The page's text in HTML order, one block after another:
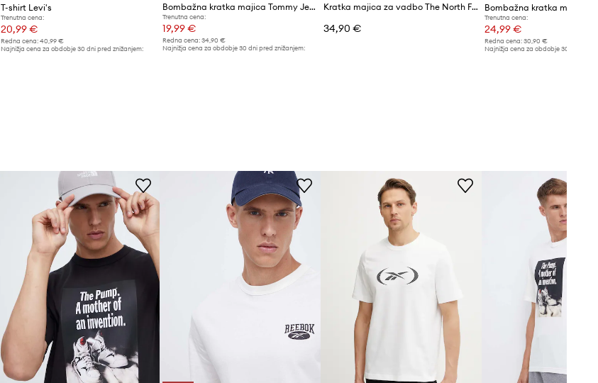
T-shirt Levi's
Trenutna cena:
20,99 €
Redna cena: 40,99 €
Najnižja cena za obdobje 30 dni pred znižanjem:
Bombažna kratka majica Tommy Jeans
Trenutna cena:
19,99 €
Redna cena: 34,90 €
Najnižja cena za obdobje 30 dni pred znižanjem:
Kratka majica za vadbo The North Face 24/7
34,90 €
Bombažna kratka majica
Trenutna cena:
24,99 €
Redna cena: 30,90 €
Najnižja cena za obdobje 30 dni pred